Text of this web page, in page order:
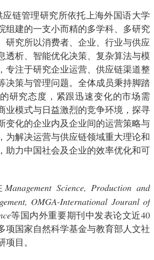
应链管理研究所依托上海外国语大学
组建的一支小而精的多学科、多研究
研究所以消费者、企业、行业与供应
透析、智能优化决策、复杂算法与模
专注于研究企业运营、供应链渠道整
决策与管理问题。全体成员秉持脚踏
研究态度，紧跟迅速变化的市场需
业模式与日益激烈的竞争环境，探寻
变化的企业内及企业间的运营策略与
为解决运营与供应链领域重大理论和
助力中国社会及企业的效率优化和可
Management Science, Production and
OMGA-International Jouranl of
等国内外重要期刊中发表论文近40
项国家自然科学基金与教育部人文社
项目。